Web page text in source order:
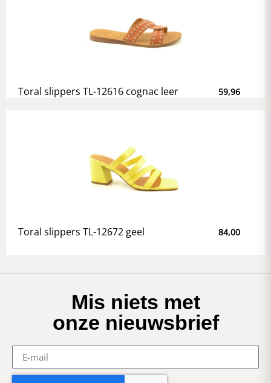
Toral slippers TL-12616 cognac leer 59,96
Toral slippers TL-12672 geel 84,00
Mis niets met
onze nieuwsbrief